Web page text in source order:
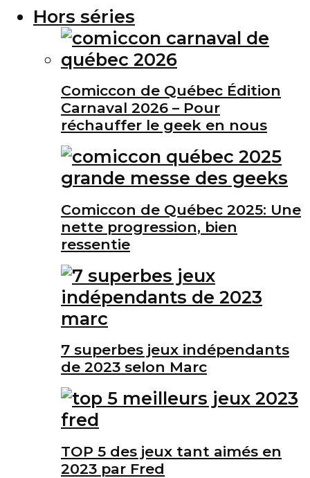
Hors séries
Comiccon de Québec Édition
Carnaval 2026 – Pour
réchauffer le geek en nous
Comiccon de Québec 2025: Une
nette progression, bien
ressentie
7 superbes jeux indépendants
de 2023 selon Marc
TOP 5 des jeux tant aimés en
2023 par Fred